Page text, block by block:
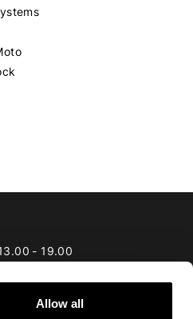
Allow all
- 19.00
-19.00
-20.00